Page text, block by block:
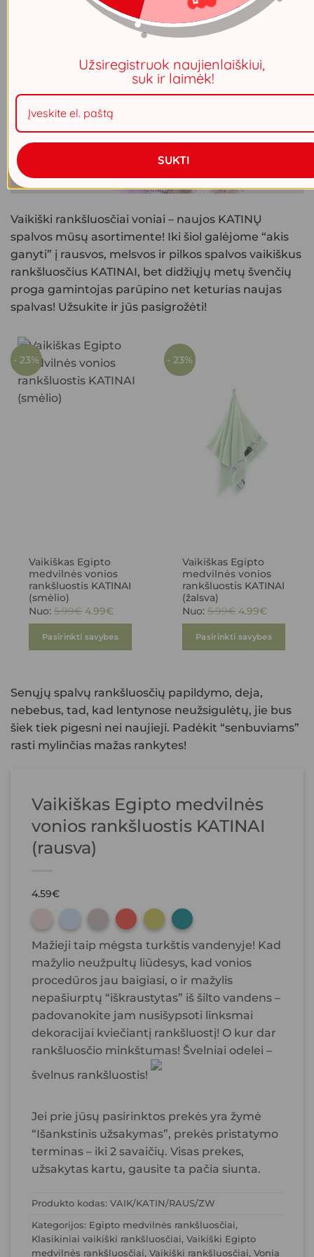
Vaikiški rankšluosčiai voniai – naujos KATINŲ
spalvos mūsų asortimente! Iki šiol galėjome “akis
ganyti” į rausvos, melsvos ir pilkos spalvos vaikiškus
rankšluosčius KATINAI, bet didžiųjų metų švenčių
proga gamintojas parūpino net keturias naujas
spalvas! Užsukite ir jūs pasigrožėti!
- 23%
Vaikiškas Egipto
medvilnės vonios
rankšluostis KATINAI
(smėlio)
Nuo:5.99€ 4.99€
Pasirinkti savybes
has
multiple
variants.
The
options
on
product
page
- 23%
Vaikiškas Egipto
medvilnės vonios
rankšluostis KATINAI
(žalsva)
Nuo:5.99€ 4.99€
Pasirinkti savybes
has
multiple
variants.
The
options
on
the
product
Senųjų spalvų rankšluosčių papildymo, deja,
nebebus, tad, kad lentynose neužsigulėtų, jie bus
šiek tiek pigesni nei naujieji. Padėkit “senbuviams”
rasti mylinčias mažas rankytes!
Vaikiškas Egipto medvilnės
vonios rankšluostis KATINAI
(rausva)
4.59€
Mažieji taip mėgsta turkštis vandenyje! Kad
mažylio neužpultų liūdesys, kad vonios
procedūros jau baigiasi, o ir mažylis
nepašiurptų “iškraustytas” iš šilto vandens –
padovanokite jam nusišypsoti linksmai
dekoracijai kviečiantį rankšluostį! O kur dar
rankšluosčio minkštumas! Švelniai odelei –
švelnus rankšluostis!
Jei prie jūsų pasirinktos prekės yra žymė
“Išankstinis užsakymas”, prekės pristatymo
terminas – iki 2 savaičių. Visas prekes,
užsakytas kartu, gausite ta pačia siunta.
Produkto kodas: VAIK/KATIN/RAUS/ZW
Kategorijos: Egipto medvilnės rankšluosčiai,
Klasikiniai vaikiški rankšluosčiai, Vaikiški Egipto
medvilnės rankšluosčiai, Vaikiški rankšluosčiai, Vonia
Užsiregistruok naujienlaiškiui,
suk ir laimėk!
SUKTI